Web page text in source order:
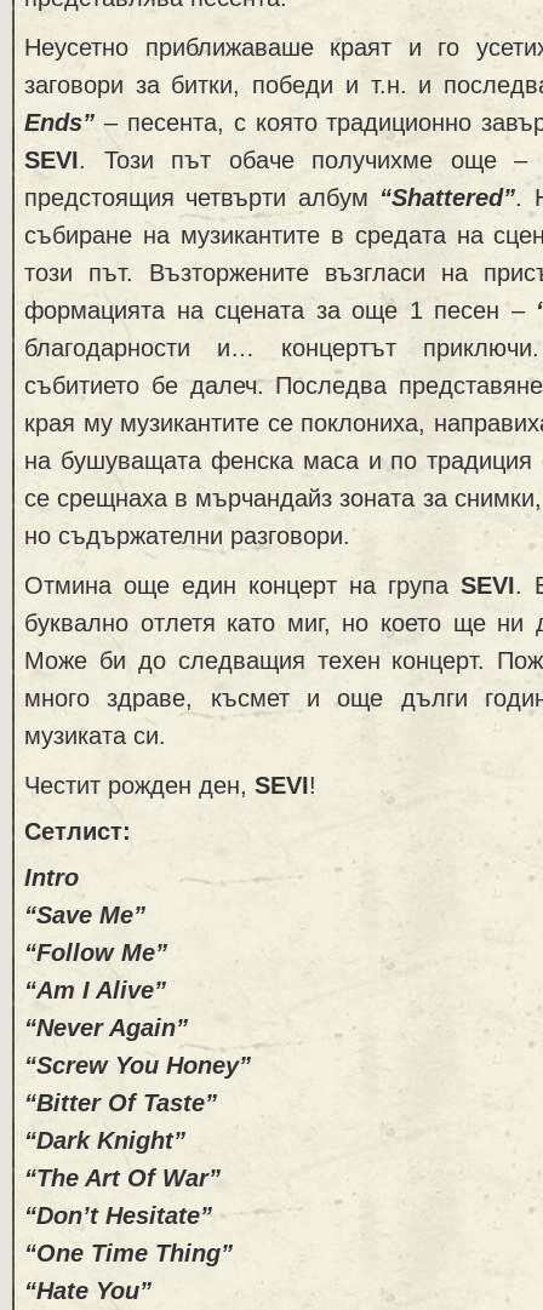
Неусетно приближаваше краят и го
заговори за битки, победи и т.н. и
Ends” – песента, с която традиционно
SEVI. Този път обаче получихме още –
предстоящия четвърти албум “Shattered”.
събиране на музикантите в средата на
този път. Възторжените възгласи на
формацията на сцената за още 1 песен –
благодарности и… концертът
събитието бе далеч. Последва
края му музикантите се поклониха,
на бушуващата фенска маса и по традиция
се срещнаха в мърчандайз зоната за
но съдържателни разговори.
Отмина още един концерт на група SEVI.
буквално отлетя като миг, но което ще
Може би до следващия техен концерт.
много здраве, късмет и още дълги
музиката си.
Честит рожден ден, SEVI!
Сетлист:
Intro
“Save Me”
“Follow Me”
“Am I Alive”
“Never Again”
“Screw You Honey”
“Bitter Of Taste”
“Dark Knight”
“The Art Of War”
“Don’t Hesitate”
“One Time Thing”
“Hate You”